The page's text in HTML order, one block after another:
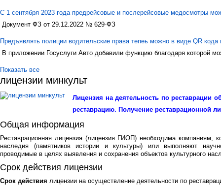
С 1 сентября 2023 года предрейсовые и послерейсовые медосмотры
Документ ФЗ от 29.12.2022 № 629-ФЗ
Предъявлять полиции водительские права тепеь можно в виде QR кода
В приложении Госуслуги Авто добавили функцию благодаря которой
Показать все
лицензии минкульт
Лицензия на деятельность по реставрации
реставрацию. Получение реставрационной
Общая информация
Реставрационная лицензия (лицензия ГИОП) необходима компаниям,
наследия (памятников истории и культуры) или выполняют
проводимые в целях выявления и сохранения объектов культурного
Срок действия лицензии
Срок действия лицензии на осуществление деятельности по